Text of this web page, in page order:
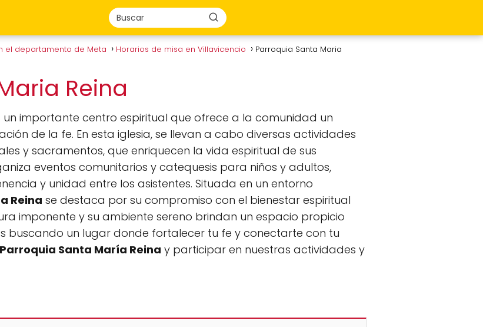
el departamento de Meta Horarios de misa en Villavicencio
Parroquia Santa Maria
Reina
un importante centro espiritual que ofrece a la comunidad un
de la fe. En esta iglesia, se llevan a cabo diversas actividades
y sacramentos, que enriquecen la vida espiritual de sus
eventos comunitarios y catequesis para niños y adultos,
y unidad entre los asistentes. Situada en un entorno
Reina se destaca por su compromiso con el bienestar espiritual
imponente y su ambiente sereno brindan un espacio propicio
buscando un lugar donde fortalecer tu fe y conectarte con tu
Parroquia Santa María Reina y participar en nuestras actividades y